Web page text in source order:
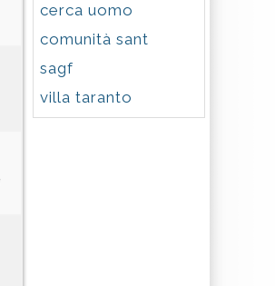
cerca uomo
comunità sant
sagf
villa taranto